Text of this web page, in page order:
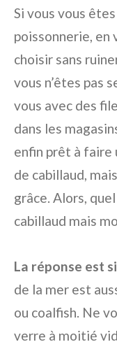
Si vous vous
poissonnerie, en
choisir sans
vous n’êtes pas
vous avec des
dans les
enfin prêt à faire
de cabillaud,
grâce. Alors,
cabillaud mais
La réponse est
de la mer est
ou coalfish. Ne
verre à moitié